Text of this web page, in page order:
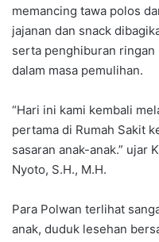
memancing tawa polos
jajanan dan snack
serta penghiburan ringan
dalam masa pemulihan.
“Hari ini kami kembali
pertama di Rumah Sakit
sasaran anak-anak.” ujar
Nyoto, S.H., M.H.
Para Polwan terlihat
anak, duduk lesehan